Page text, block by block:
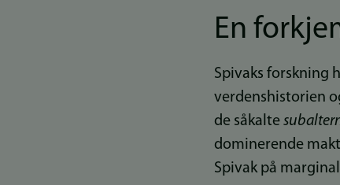
En
Spivaks forskning
verdenshistorien
de såkalte
dominerende
Spivak på